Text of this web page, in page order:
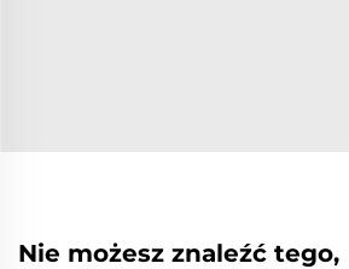
Nie możesz znaleźć tego,